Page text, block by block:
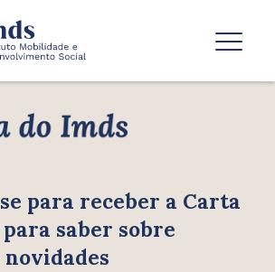
para receber a Carta
saber sobre